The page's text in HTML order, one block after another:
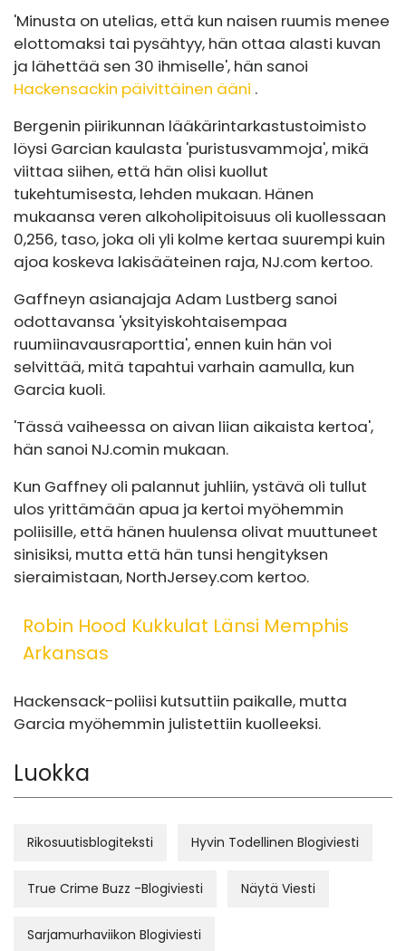
'Minusta on utelias, että kun naisen ruumis menee
elottomaksi tai pysähtyy, hän ottaa alasti kuvan
ja lähettää sen 30 ihmiselle', hän sanoi
Hackensackin päivittäinen ääni .
Bergenin piirikunnan lääkärintarkastustoimisto
löysi Garcian kaulasta 'puristusvammoja', mikä
viittaa siihen, että hän olisi kuollut
tukehtumisesta, lehden mukaan. Hänen
mukaansa veren alkoholipitoisuus oli kuollessaan
0,256, taso, joka oli yli kolme kertaa suurempi kuin
ajoa koskeva lakisääteinen raja, NJ.com kertoo.
Gaffneyn asianajaja Adam Lustberg sanoi
odottavansa 'yksityiskohtaisempaa
ruumiinavausraporttia', ennen kuin hän voi
selvittää, mitä tapahtui varhain aamulla, kun
Garcia kuoli.
'Tässä vaiheessa on aivan liian aikaista kertoa',
hän sanoi NJ.comin mukaan.
Kun Gaffney oli palannut juhliin, ystävä oli tullut
ulos yrittämään apua ja kertoi myöhemmin
poliisille, että hänen huulensa olivat muuttuneet
sinisiksi, mutta että hän tunsi hengityksen
sieraimistaan, NorthJersey.com kertoo.
Robin Hood Kukkulat Länsi Memphis
Arkansas
Hackensack-poliisi kutsuttiin paikalle, mutta
Garcia myöhemmin julistettiin kuolleeksi.
Luokka
Rikosuutisblogiteksti Hyvin Todellinen Blogiviesti
True Crime Buzz -Blogiviesti Näytä Viesti
Sarjamurhaviikon Blogiviesti